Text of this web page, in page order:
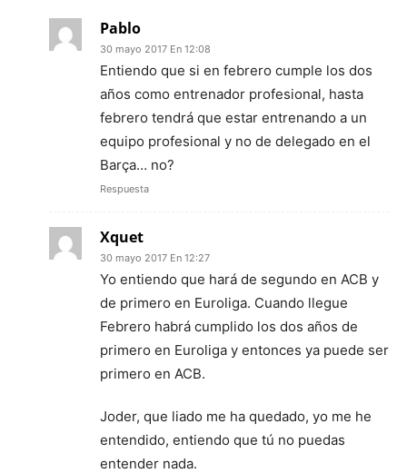
Pablo
30 mayo 2017 En 12:08
Entiendo que si en febrero cumple los dos
años como entrenador profesional, hasta
febrero tendrá que estar entrenando a un
equipo profesional y no de delegado en el
Barça… no?
Respuesta
Xquet
30 mayo 2017 En 12:27
Yo entiendo que hará de segundo en ACB y
de primero en Euroliga. Cuando llegue
Febrero habrá cumplido los dos años de
primero en Euroliga y entonces ya puede ser
primero en ACB.
Joder, que liado me ha quedado, yo me he
entendido, entiendo que tú no puedas
entender nada.